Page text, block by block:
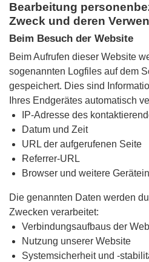
Bearbeitung
Zweck und deren
Beim Besuch der Website
Beim Aufrufen dieser Website
sogenannten Logfiles auf dem
gespeichert. Dies sind
Ihres Endgerätes automatisch
IP-Adresse des
Datum und Zeit
URL der aufgerufenen Seite
Referrer-URL
Browser und weitere
Die genannten Daten werden
Zwecken verarbeitet:
Verbindungsaufbaus der
Nutzung unserer Website
Systemsicherheit und -